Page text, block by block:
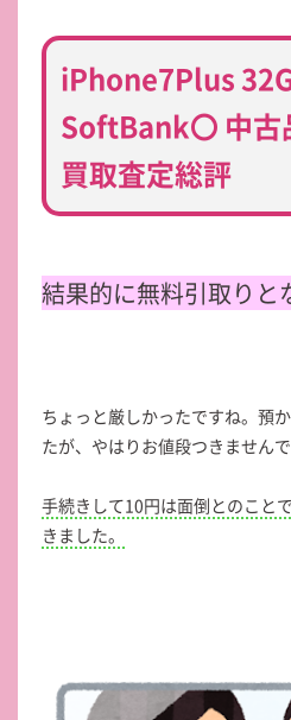
iPhone7Plus
SoftBank〇 中
買取査定総評
結果的に無料引取りと
ちょっと厳しかったですね。預
たが、やはりお値段つきませんで
手続きして10円は面倒とのこと
きました。